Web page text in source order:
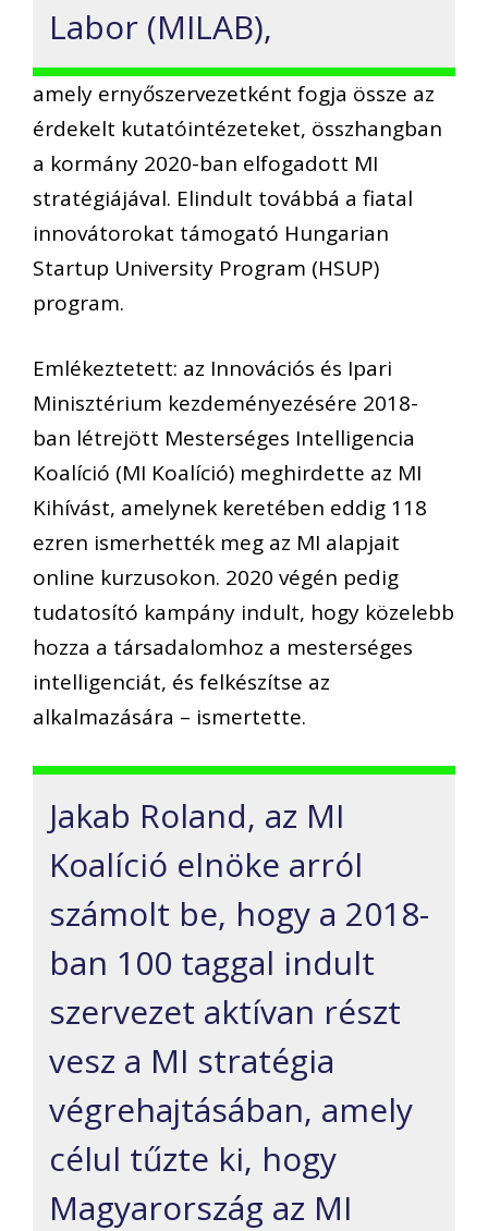
Labor (MILAB),
amely ernyőszervezetként fogja össze az
érdekelt kutatóintézeteket, összhangban
a kormány 2020-ban elfogadott MI
stratégiájával. Elindult továbbá a fiatal
innovátorokat támogató Hungarian
Startup University Program (HSUP)
program.
Emlékeztetett: az Innovációs és Ipari
Minisztérium kezdeményezésére 2018-
ban létrejött Mesterséges Intelligencia
Koalíció (MI Koalíció) meghirdette az MI
Kihívást, amelynek keretében eddig 118
ezren ismerhették meg az MI alapjait
online kurzusokon. 2020 végén pedig
tudatosító kampány indult, hogy közelebb
hozza a társadalomhoz a mesterséges
intelligenciát, és felkészítse az
alkalmazására – ismertette.
Jakab Roland, az MI
Koalíció elnöke arról
számolt be, hogy a 2018-
ban 100 taggal indult
szervezet aktívan részt
vesz a MI stratégia
végrehajtásában, amely
célul tűzte ki, hogy
Magyarország az MI